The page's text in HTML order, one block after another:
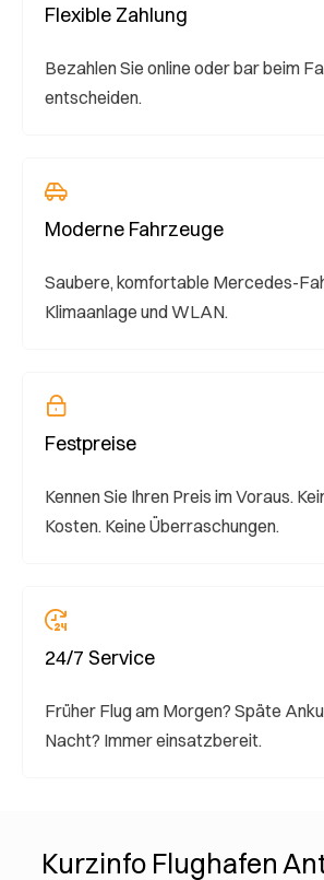
Flexible Zahlung
Bezahlen Sie online oder bar beim
entscheiden.
Moderne Fahrzeuge
Saubere, komfortable Mercedes-
Klimaanlage und WLAN.
Festpreise
Kennen Sie Ihren Preis im Voraus.
Kosten. Keine Überraschungen.
24/7 Service
Früher Flug am Morgen? Späte
Nacht? Immer einsatzbereit.
Kurzinfo Flughafen